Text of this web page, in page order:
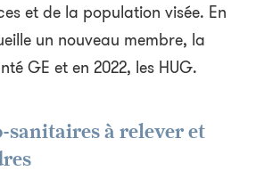
et de la population visée. En
un nouveau membre, la
GE et en 2022, les HUG.
sanitaires à relever et